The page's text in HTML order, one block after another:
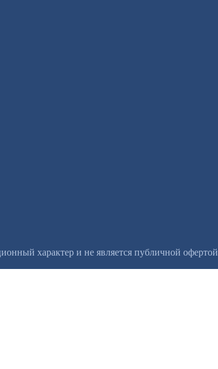
характер и не является публичной офертой